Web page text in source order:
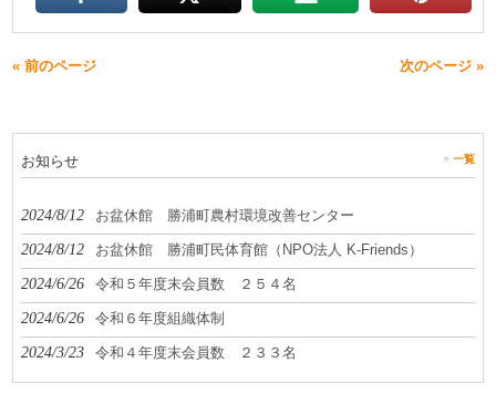
« 前のページ 次のページ »
お知らせ 一覧
2024/8/12 お盆休館 勝浦町農村環境改善センター
2024/8/12 お盆休館 勝浦町民体育館（NPO法人 K-Friends）
2024/6/26 令和５年度末会員数 ２５４名
2024/6/26 令和６年度組織体制
2024/3/23 令和４年度末会員数 ２３３名